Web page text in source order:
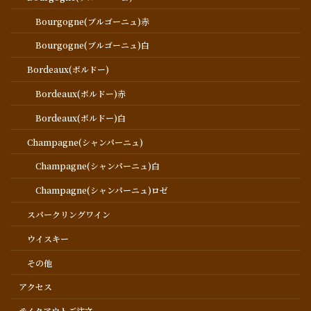
Bourgogne(ブルゴーニュ)赤
Bourgogne(ブルゴーニュ)白
Bordeaux(ボルドー)
Bordeaux(ボルドー)赤
Bordeaux(ボルドー)白
Champagne(シャンパーニュ)
Champagne(シャンパーニュ)白
Champagne(シャンパーニュ)ロゼ
スパークリングワイン
ウイスキー
その他
アクセス